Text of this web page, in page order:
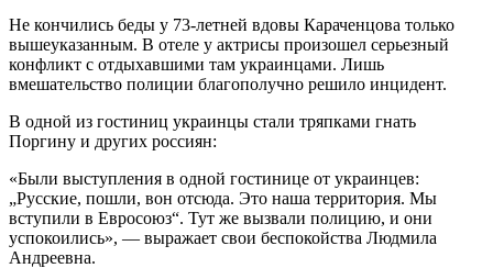
Не кончились беды у 73-летней вдовы Караченцова только
вышеуказанным. В отеле у актрисы произошел серьезный
конфликт с отдыхавшими там украинцами. Лишь
вмешательство полиции благополучно решило инцидент.
В одной из гостиниц украинцы стали тряпками гнать
Поргину и других россиян:
«Были выступления в одной гостинице от украинцев:
„Русские, пошли, вон отсюда. Это наша территория. Мы
вступили в Евросоюз“. Тут же вызвали полицию, и они
успокоились», — выражает свои беспокойства Людмила
Андреевна.